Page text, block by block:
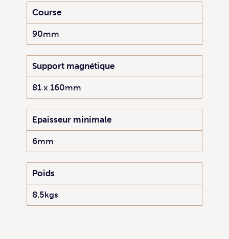
Course
90mm
Support magnétique
81 x 160mm
Epaisseur minimale
6mm
Poids
8.5kgs